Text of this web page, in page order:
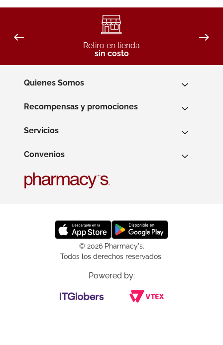
Retiro en tienda
sin costo
Quienes Somos
Recompensas y promociones
Servicios
Convenios
© 2026 Pharmacy's.
Todos los derechos reservados.
Powered by: